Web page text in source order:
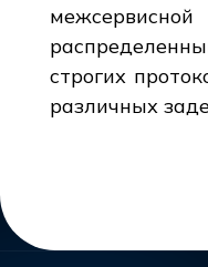
строгих
различных